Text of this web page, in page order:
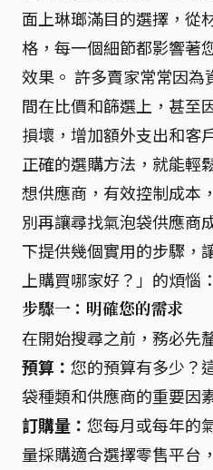
面上琳瑯滿目的選擇，從
格，每一個細節都影響著
效果。 許多賣家常常因
間在比價和篩選上，甚至
損壞，增加額外支出和客
正確的選購方法，就能輕
想供應商，有效控制成本
別再讓尋找氣泡袋供應商
下提供幾個實用的步驟，
上購買哪家好？」的煩惱：
步驟一：明確您的需求
在開始搜尋之前，務必先
預算： 您的預算有多少？
袋種類和供應商的重要因
訂購量： 您每月或每年的
量採購適合選擇零售平台